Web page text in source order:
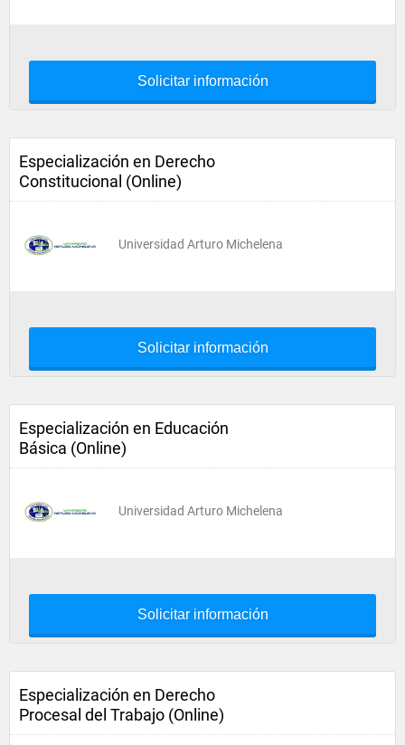
Solicitar información
Especialización en Derecho
Constitucional (Online)
Universidad Arturo Michelena
Solicitar información
Especialización en Educación
Básica (Online)
Universidad Arturo Michelena
Solicitar información
Especialización en Derecho
Procesal del Trabajo (Online)